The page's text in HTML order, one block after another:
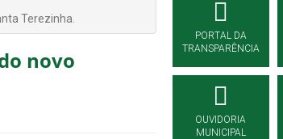
Terezinha.
novo
PORTAL DA
TRANSPARÊNCIA
OUVIDORIA
MUNICIPAL